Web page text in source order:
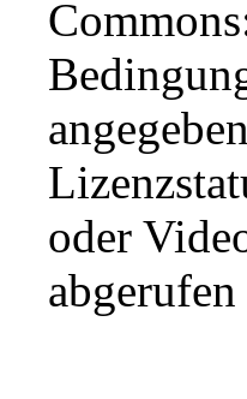
oder